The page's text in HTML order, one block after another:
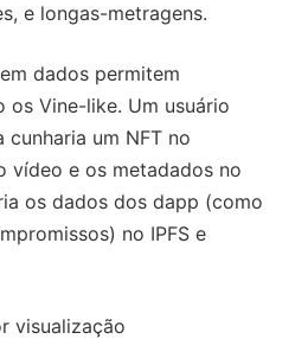
e longas-metragens.
dados permitem
Vine-like. Um usuário
um NFT no
vídeo e os metadados no
os dados dos dapp (como
no IPFS e
visualização